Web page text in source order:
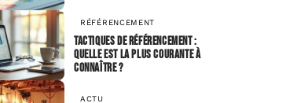
RÉFÉRENCEMENT
Tactiques de référencement :
Quelle est la plus courante à
connaître ?
ACTU